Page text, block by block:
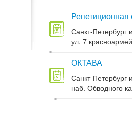
Репетиционная
Санкт-Петербург
ул. 7
ОКТАВА
Санкт-Петербург
наб. Обводного